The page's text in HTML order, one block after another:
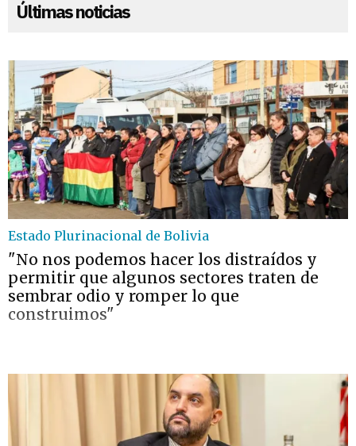
Últimas noticias
Estado Plurinacional de Bolivia
"No nos podemos hacer los distraídos y
permitir que algunos sectores traten de
sembrar odio y romper lo que
construimos"